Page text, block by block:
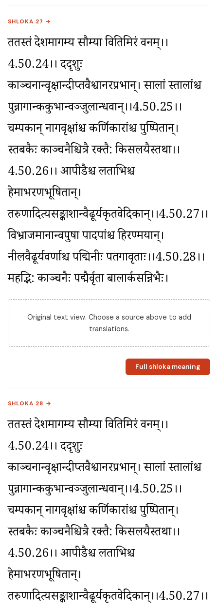
SHLOKA 27 →
ततस्तं देशमागम्य सौम्या वितिमिरं वनम्।।
4.50.24।। ददृशुः
काञ्चनान्वृक्षान्दीप्तवैश्वानरप्रभान्। सालां स्तालांश्च
पुन्नागान्ककुभान्वञ्जुलान्धवान्।।4.50.25।।
चम्पकान् नागवृक्षांश्च कर्णिकारांश्च पुष्पितान्।
स्तबकैः काञ्चनैश्चित्रै रक्तै: किसलयैस्तथा।।
4.50.26।। आपीडैश्च लताभिश्च
हेमाभरणभूषितान्।
तरुणादित्यसङ्काशान्वैढूर्यकृतवेदिकान्।।4.50.27।।
विभ्राजमानान्वपुषा पादपांश्च हिरण्मयान्।
नीलवैढूर्यवर्णाश्च पद्मिनीः पतगावृताः।।4.50.28।।
महद्भि: काञ्चनैः पद्मैर्वृता बालार्कसन्निभैः।
Original text view. Choose a source above to add
translations.
Full shloka meaning
SHLOKA 28 →
ततस्तं देशमागम्य सौम्या वितिमिरं वनम्।।
4.50.24।। ददृशुः
काञ्चनान्वृक्षान्दीप्तवैश्वानरप्रभान्। सालां स्तालांश्च
पुन्नागान्ककुभान्वञ्जुलान्धवान्।।4.50.25।।
चम्पकान् नागवृक्षांश्च कर्णिकारांश्च पुष्पितान्।
स्तबकैः काञ्चनैश्चित्रै रक्तै: किसलयैस्तथा।।
4.50.26।। आपीडैश्च लताभिश्च
हेमाभरणभूषितान्।
तरुणादित्यसङ्काशान्वैढूर्यकृतवेदिकान्।।4.50.27।।